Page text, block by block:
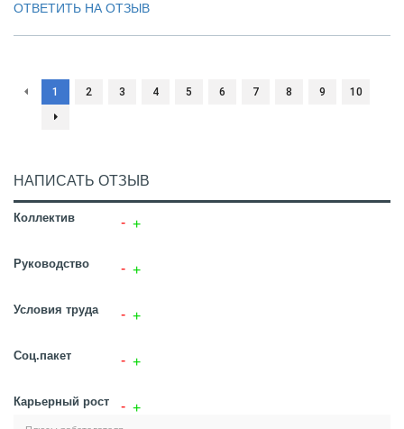
ОТВЕТИТЬ НА ОТЗЫВ
1 2 3 4 5 6 7 8 9 10
НАПИСАТЬ ОТЗЫВ
Коллектив
Руководство
Условия труда
Соц.пакет
Карьерный рост